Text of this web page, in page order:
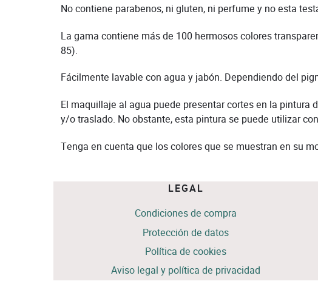
No contiene parabenos, ni gluten, ni perfume y no esta
La gama contiene más de 100 hermosos colores
85).
Fácilmente lavable con agua y jabón. Dependiendo del
El maquillaje al agua puede presentar cortes en la
y/o traslado. No obstante, esta pintura se puede utilizar
Tenga en cuenta que los colores que se muestran en su
LEGAL
Condiciones de compra
Protección de datos
Política de cookies
Aviso legal y política de privacidad